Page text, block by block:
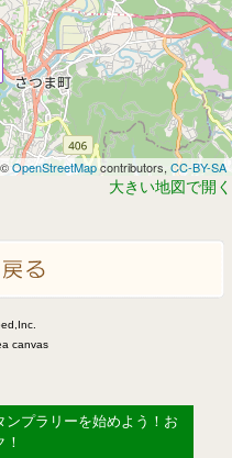
OpenStreetMapcontributors, CC-BY-SA
大きい地図で開く
canvas
ンプラリーを始めよう！お